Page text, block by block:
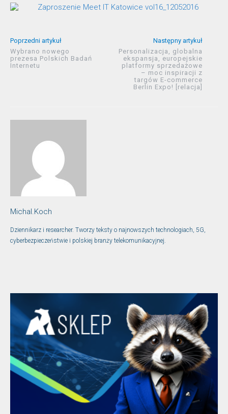
Poprzedni artykuł
Wybrano nowego
prezesa Polskich Badań
Internetu
Następny artykuł
Personalizacja, globalna
ekspansja, europejskie
platformy sprzedażowe
– moc inspiracji z
targów E-commerce
Berlin Expo! [relacja]
Michal.Koch
Dziennikarz i researcher. Tworzy teksty o najnowszych technologiach, 5G,
cyberbezpieczeństwie i polskiej branży telekomunikacyjnej.